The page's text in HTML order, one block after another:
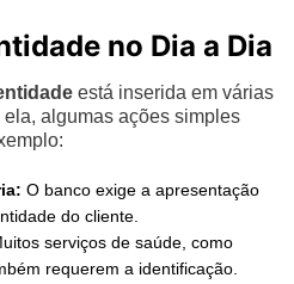
no Dia a Dia
está inserida em várias
algumas ações simples
O banco exige a apresentação
do cliente.
serviços de saúde, como
requerem a identificação.